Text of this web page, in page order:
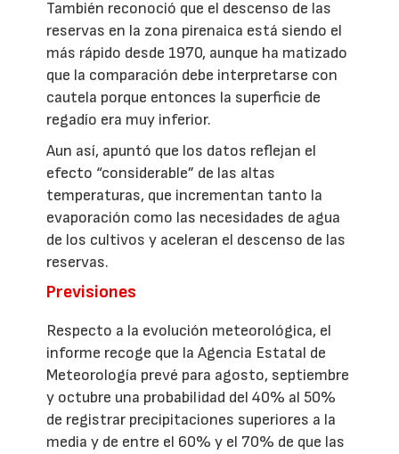
También reconoció que el descenso de las
reservas en la zona pirenaica está siendo el
más rápido desde 1970, aunque ha matizado
que la comparación debe interpretarse con
cautela porque entonces la superficie de
regadío era muy inferior.
Aun así, apuntó que los datos reflejan el
efecto “considerable” de las altas
temperaturas, que incrementan tanto la
evaporación como las necesidades de agua
de los cultivos y aceleran el descenso de las
reservas.
Previsiones
Respecto a la evolución meteorológica, el
informe recoge que la Agencia Estatal de
Meteorología prevé para agosto, septiembre
y octubre una probabilidad del 40% al 50%
de registrar precipitaciones superiores a la
media y de entre el 60% y el 70% de que las